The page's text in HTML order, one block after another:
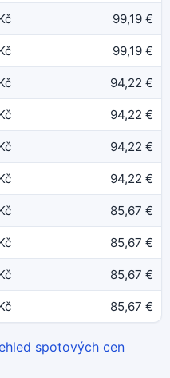
99,19 €
99,19 €
94,22 €
94,22 €
94,22 €
94,22 €
85,67 €
85,67 €
85,67 €
85,67 €
spotových cen